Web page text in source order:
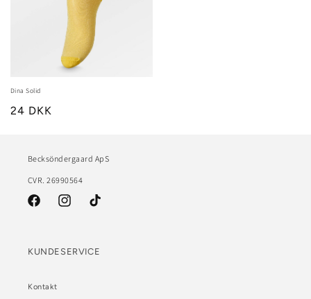
Dina Solid
24 DKK
Becksöndergaard ApS
CVR. 26990564
FacebookInstagramTikTok
KUNDESERVICE
Kontakt